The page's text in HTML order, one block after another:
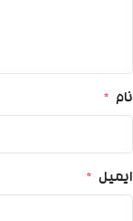
نام *
ایمیل *